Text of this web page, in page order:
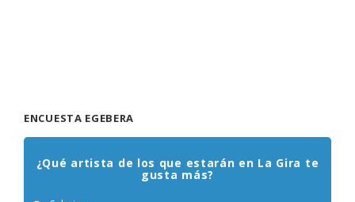
ENCUESTA EGEBERA
¿Qué artista de los que estarán en La Gira te
gusta más?